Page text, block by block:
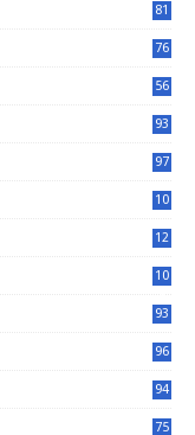
81
76
56
93
97
10
12
10
93
96
94
75